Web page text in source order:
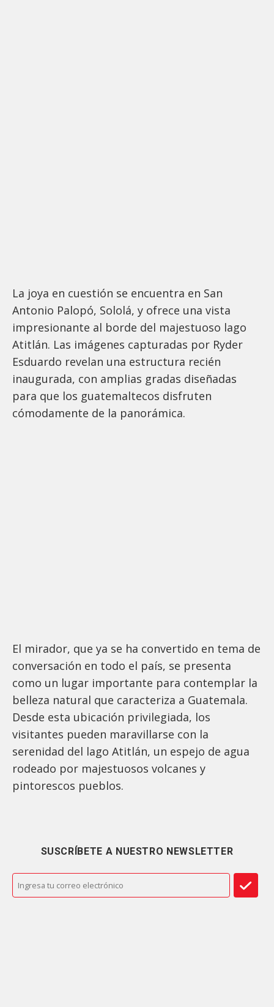
La joya en cuestión se encuentra en San
Antonio Palopó, Sololá, y ofrece una vista
impresionante al borde del majestuoso lago
Atitlán. Las imágenes capturadas por Ryder
Esduardo revelan una estructura recién
inaugurada, con amplias gradas diseñadas
para que los guatemaltecos disfruten
cómodamente de la panorámica.
El mirador, que ya se ha convertido en tema de
conversación en todo el país, se presenta
como un lugar importante para contemplar la
belleza natural que caracteriza a Guatemala.
Desde esta ubicación privilegiada, los
visitantes pueden maravillarse con la
serenidad del lago Atitlán, un espejo de agua
rodeado por majestuosos volcanes y
pintorescos pueblos.
SUSCRÍBETE A NUESTRO NEWSLETTER